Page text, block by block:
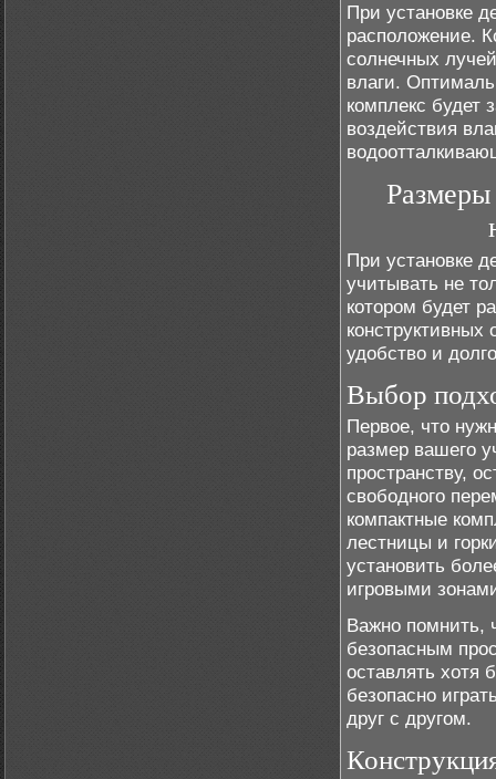
При установке
расположение.
солнечных
влаги.
комплекс будет
воздействия
Размеры
При установке
учитывать не
котором будет
конструктивных
удобство и
Выбор
Первое, что
размер вашего
пространству,
свободного
компактные
лестницы и
установить
игровыми
Важно помнить,
безопасным
оставлять хотя
безопасно
друг с другом.